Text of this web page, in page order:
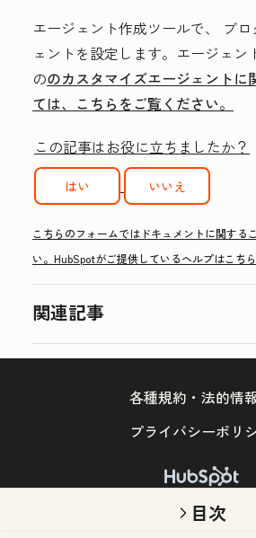
エージェント作成ツールで、
ブ
ェントを設定します。エージェン
ののカスタマイズエージェントに
ては、こちらをご覧ください。
この記事はお役に立ちましたか？
はい いいえ
こちらのフォームではドキュメントに関する
い。HubSpotがご提供しているヘルプはこちら
関連記事
目次
Copyright © 2026
各種規約・法的情
プライバシーポリ